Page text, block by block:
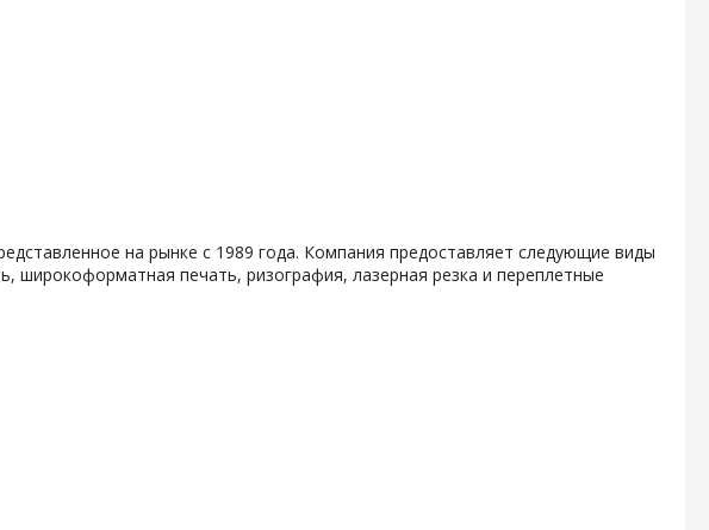
на рынке с 1989 года. Компания предоставляет следующие виды
широкоформатная печать, ризография, лазерная резка и переплетные